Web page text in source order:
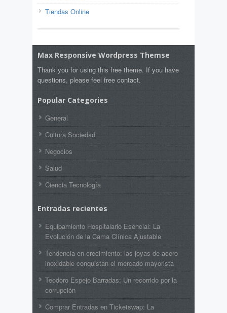
Tiendas Online
Max Responsive Wordpress Themse
Thank you for using this free theme. If you have
questions, please feel free contact.
Popular Categories
General
Cultura Sociedad
Negocios
Salud
Ciencia Tecnología
Entradas recientes
Equipamiento Hospitalario Esencial: La
Evolución de la Cama Clínica Ajustable
Tendencia en crecimiento: las joyas de acero
inoxidable conquistan el mercado mayorista
Teodoro Espejo Barradas: Un recorrido por la
corrupción
Comprar Entradas en Ticketswap: La